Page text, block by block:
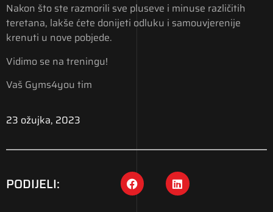
Nakon što ste razmorili sve pluseve i minuse različitih
teretana, lakše ćete donijeti odluku i samouvjerenije
krenuti u nove pobjede.
Vidimo se na treningu!
Vaš Gyms4you tim
23 ožujka, 2023
PODIJELI: